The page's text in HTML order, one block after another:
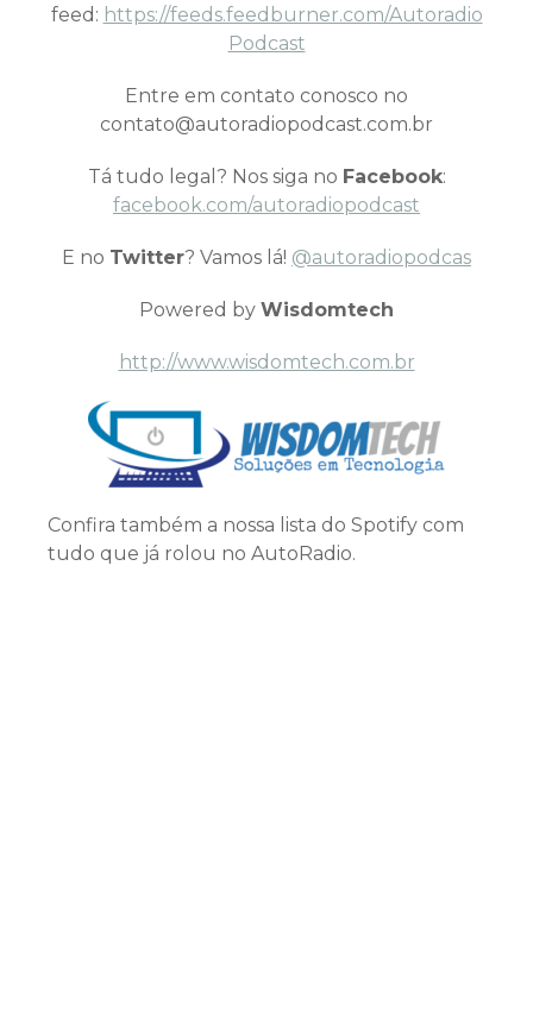
feed: https://feeds.feedburner.com/Autoradio
Podcast
Entre em contato conosco no
contato@autoradiopodcast.com.br
Tá tudo legal? Nos siga no Facebook:
facebook.com/autoradiopodcast
E no Twitter? Vamos lá! @autoradiopodcas
Powered by Wisdomtech
http://www.wisdomtech.com.br
Confira também a nossa lista do Spotify com
tudo que já rolou no AutoRadio.